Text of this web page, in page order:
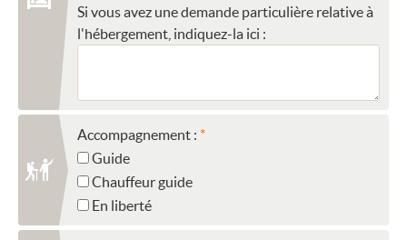
Si vous avez une demande particulière relative à
l'hébergement, indiquez-la ici :
Accompagnement :
Guide
Chauffeur guide
En liberté